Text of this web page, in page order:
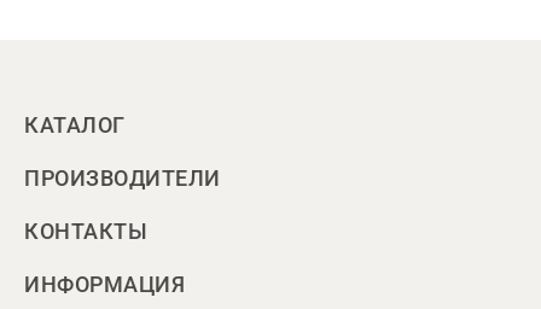
КАТАЛОГ
ПРОИЗВОДИТЕЛИ
КОНТАКТЫ
ИНФОРМАЦИЯ